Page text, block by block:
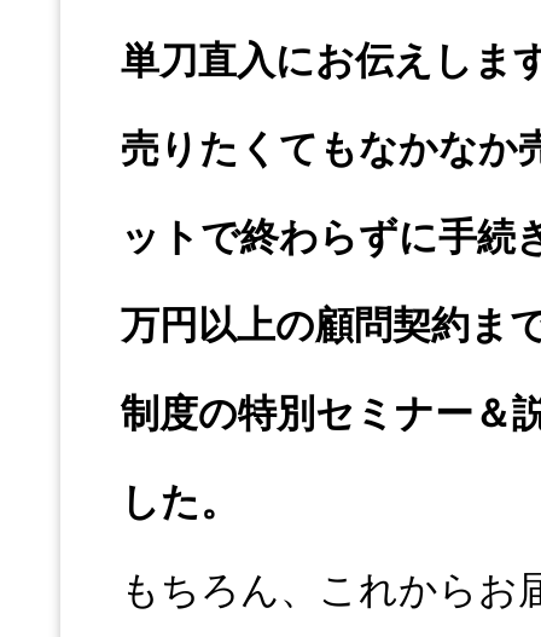
単刀直入にお伝えしま
売りたくてもなかなか
ットで終わらずに手続
万円以上の顧問契約ま
制度の特別セミナー＆
した。
もちろん、これからお